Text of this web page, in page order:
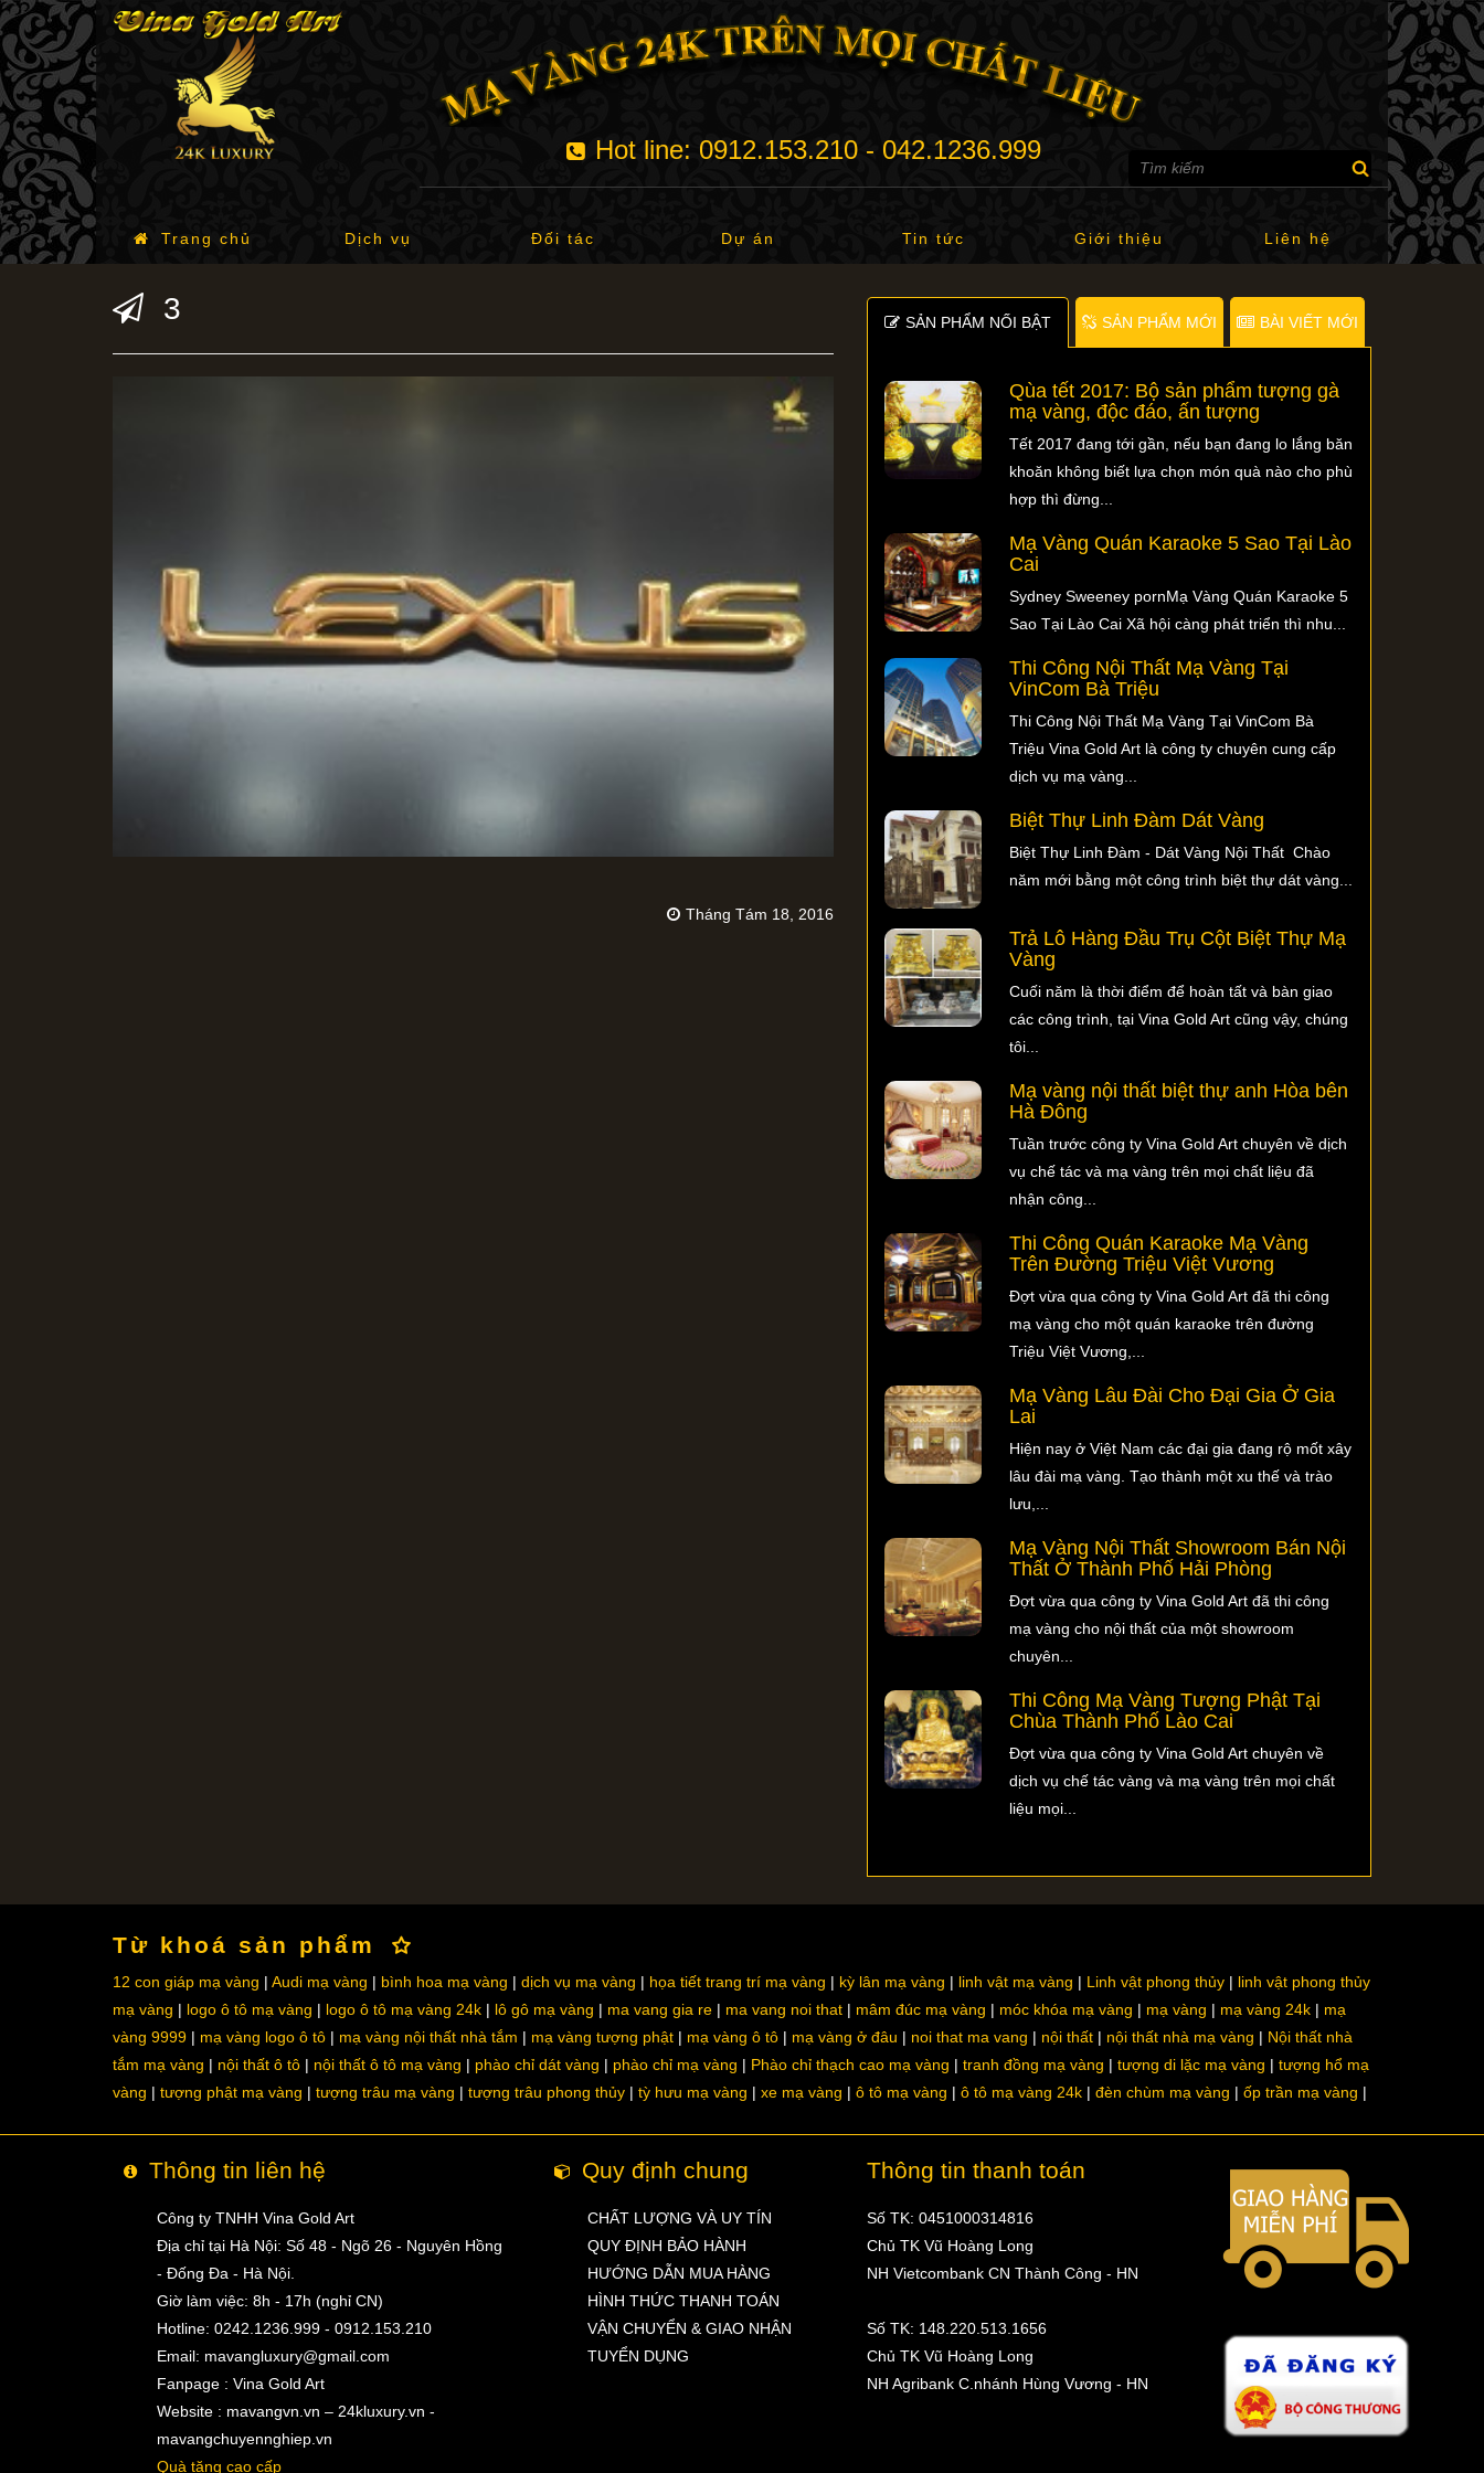
Hot line: 0912.153.210 - 042.1236.999
Trang chủ Dịch vụ Đối tác Dự án Tin tức Giới thiệu Liên hệ
3
Tháng Tám 18, 2016
SẢN PHẨM NỐI BẬT SẢN PHẨM MỚI BÀI VIẾT MỚI
Qùa tết 2017: Bộ sản phẩm tượng gà
mạ vàng, độc đáo, ấn tượng
Tết 2017 đang tới gần, nếu bạn đang lo lắng băn
khoăn không biết lựa chọn món quà nào cho phù
hợp thì đừng...
Mạ Vàng Quán Karaoke 5 Sao Tại Lào
Cai
Sydney Sweeney pornMạ Vàng Quán Karaoke 5
Sao Tại Lào Cai Xã hội càng phát triển thì nhu...
Thi Công Nội Thất Mạ Vàng Tại
VinCom Bà Triệu
Thi Công Nội Thất Mạ Vàng Tại VinCom Bà
Triệu Vina Gold Art là công ty chuyên cung cấp
dịch vụ mạ vàng...
Biệt Thự Linh Đàm Dát Vàng
Biệt Thự Linh Đàm - Dát Vàng Nội Thất Chào
năm mới bằng một công trình biệt thự dát vàng...
Trả Lô Hàng Đầu Trụ Cột Biệt Thự Mạ
Vàng
Cuối năm là thời điểm để hoàn tất và bàn giao
các công trình, tại Vina Gold Art cũng vậy, chúng
tôi...
Mạ vàng nội thất biệt thự anh Hòa bên
Hà Đông
Tuần trước công ty Vina Gold Art chuyên về dịch
vụ chế tác và mạ vàng trên mọi chất liệu đã
nhận công...
Thi Công Quán Karaoke Mạ Vàng
Trên Đường Triệu Việt Vương
Đợt vừa qua công ty Vina Gold Art đã thi công
mạ vàng cho một quán karaoke trên đường
Triệu Việt Vương,...
Mạ Vàng Lâu Đài Cho Đại Gia Ở Gia
Lai
Hiện nay ở Việt Nam các đại gia đang rộ mốt xây
lâu đài mạ vàng. Tạo thành một xu thế và trào
lưu,...
Mạ Vàng Nội Thất Showroom Bán Nội
Thất Ở Thành Phố Hải Phòng
Đợt vừa qua công ty Vina Gold Art đã thi công
mạ vàng cho nội thất của một showroom
chuyên...
Thi Công Mạ Vàng Tượng Phật Tại
Chùa Thành Phố Lào Cai
Đợt vừa qua công ty Vina Gold Art chuyên về
dịch vụ chế tác vàng và mạ vàng trên mọi chất
liệu mọi...
Từ khoá sản phẩm
12 con giáp mạ vàng Audi mạ vàng bình hoa mạ vàng dịch vụ mạ vàng họa tiết trang trí mạ vàng kỳ lân mạ vàng linh vật mạ vàng Linh vật phong thủy
linh vật phong thủy
mạ vàng
logo ô tô mạ vàng logo ô tô mạ vàng 24k lô gô mạ vàng ma vang gia re ma vang noi that mâm đúc mạ vàng móc khóa mạ vàng mạ vàng mạ vàng 24k
mạ
vàng 9999
mạ vàng logo ô tô mạ vàng nội thất nhà tắm mạ vàng tượng phật mạ vàng ô tô mạ vàng ở đâu noi that ma vang nội thất nội thất nhà mạ vàng
Nội thất nhà
tắm mạ vàng
nội thất ô tô nội thất ô tô mạ vàng phào chỉ dát vàng phào chỉ mạ vàng Phào chỉ thạch cao mạ vàng tranh đồng mạ vàng tượng di lặc mạ vàng
tượng hổ mạ
vàng
tượng phật mạ vàng tượng trâu mạ vàng tượng trâu phong thủy tỳ hưu mạ vàng xe mạ vàng ô tô mạ vàng ô tô mạ vàng 24k đèn chùm mạ vàng ốp trần mạ vàng
Thông tin liên hệ
Công ty TNHH Vina Gold Art
Địa chỉ tại Hà Nội: Số 48 - Ngõ 26 - Nguyên Hồng
- Đống Đa - Hà Nội.
Giờ làm việc: 8h - 17h (nghỉ CN)
Hotline: 0242.1236.999 - 0912.153.210
Email: mavangluxury@gmail.com
Fanpage : Vina Gold Art
Website : mavangvn.vn – 24kluxury.vn -
mavangchuyennghiep.vn
Quà tặng cao cấp
Quy định chung
CHẤT LƯỢNG VÀ UY TÍN
QUY ĐỊNH BẢO HÀNH
HƯỚNG DẪN MUA HÀNG
HÌNH THỨC THANH TOÁN
VẬN CHUYỂN & GIAO NHẬN
TUYỂN DỤNG
Thông tin thanh toán
Số TK: 0451000314816
Chủ TK Vũ Hoàng Long
NH Vietcombank CN Thành Công - HN
Số TK: 148.220.513.1656
Chủ TK Vũ Hoàng Long
NH Agribank C.nhánh Hùng Vương - HN